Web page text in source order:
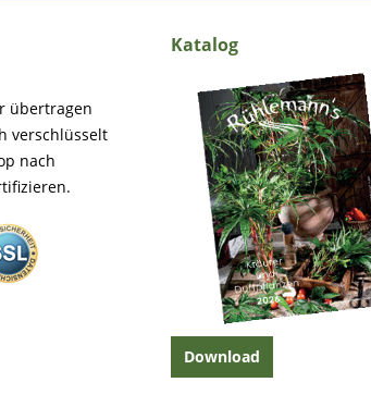
übertragen
verschlüsselt
nach
Katalog
Download